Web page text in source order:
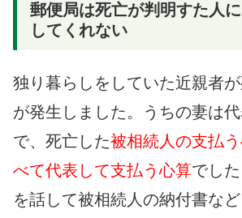
郵便局は死亡が判明すた人
してくれない
独り暮らしをしていた近親者
が発生しました。うちの妻は
で、死亡した被相続人の支払
べて代表して支払う心算でし
を話して被相続人の納付書な